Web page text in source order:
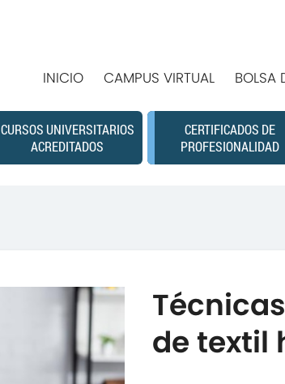
INICIO CAMPUS VIRTUAL BOLSA
CURSOS UNIVERSITARIOS
ACREDITADOS
CERTIFICADOS DE
PROFESIONALIDAD
de textil